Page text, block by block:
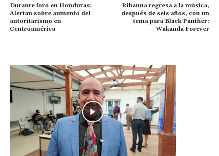
Durante foro en Honduras:
Alertan sobre aumento del
autoritarismo en
Centroamérica
Rihanna regresa a la música,
después de seis años, con un
tema para Black Panther:
Wakanda Forever